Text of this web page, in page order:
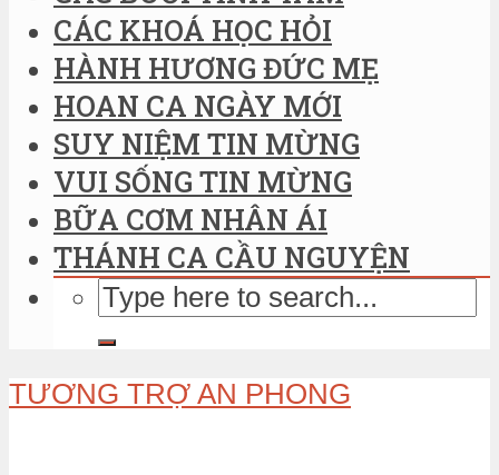
CÁC KHOÁ HỌC HỎI
HÀNH HƯƠNG ĐỨC MẸ
HOAN CA NGÀY MỚI
SUY NIỆM TIN MỪNG
VUI SỐNG TIN MỪNG
BỮA CƠM NHÂN ÁI
THÁNH CA CẦU NGUYỆN
TƯƠNG TRỢ AN PHONG